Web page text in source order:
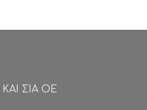
ΣΙΑ ΟΕ